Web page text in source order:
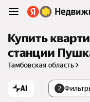
Купить
станции
Тамбовская область
AI 2